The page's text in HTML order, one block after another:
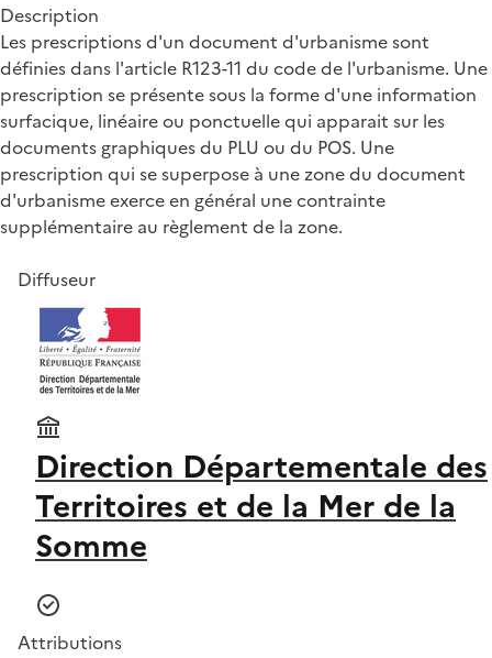
Description
Les prescriptions d'un document d'urbanisme sont
définies dans l'article R123-11 du code de l'urbanisme. Une
prescription se présente sous la forme d'une information
surfacique, linéaire ou ponctuelle qui apparait sur les
documents graphiques du PLU ou du POS. Une
prescription qui se superpose à une zone du document
d'urbanisme exerce en général une contrainte
supplémentaire au règlement de la zone.
Diffuseur
Direction Départementale des
Territoires et de la Mer de la
Somme
Attributions